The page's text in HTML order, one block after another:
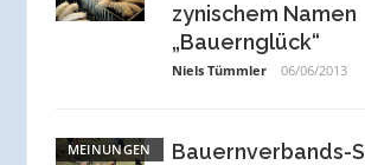
zynischem Namen
„Bauernglück“
Niels Tümmler 06/06/2013
MEINUNGEN
Bauernverbands-